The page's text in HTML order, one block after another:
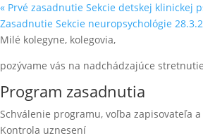
« Prvé zasadnutie Sekcie detskej klinickej
Zasadnutie Sekcie neuropsychológie
Milé kolegyne, kolegovia,
pozývame vás na nadchádzajúce
Program zasadnutia
Schválenie programu, voľba zapisovateľa
Kontrola uznesení